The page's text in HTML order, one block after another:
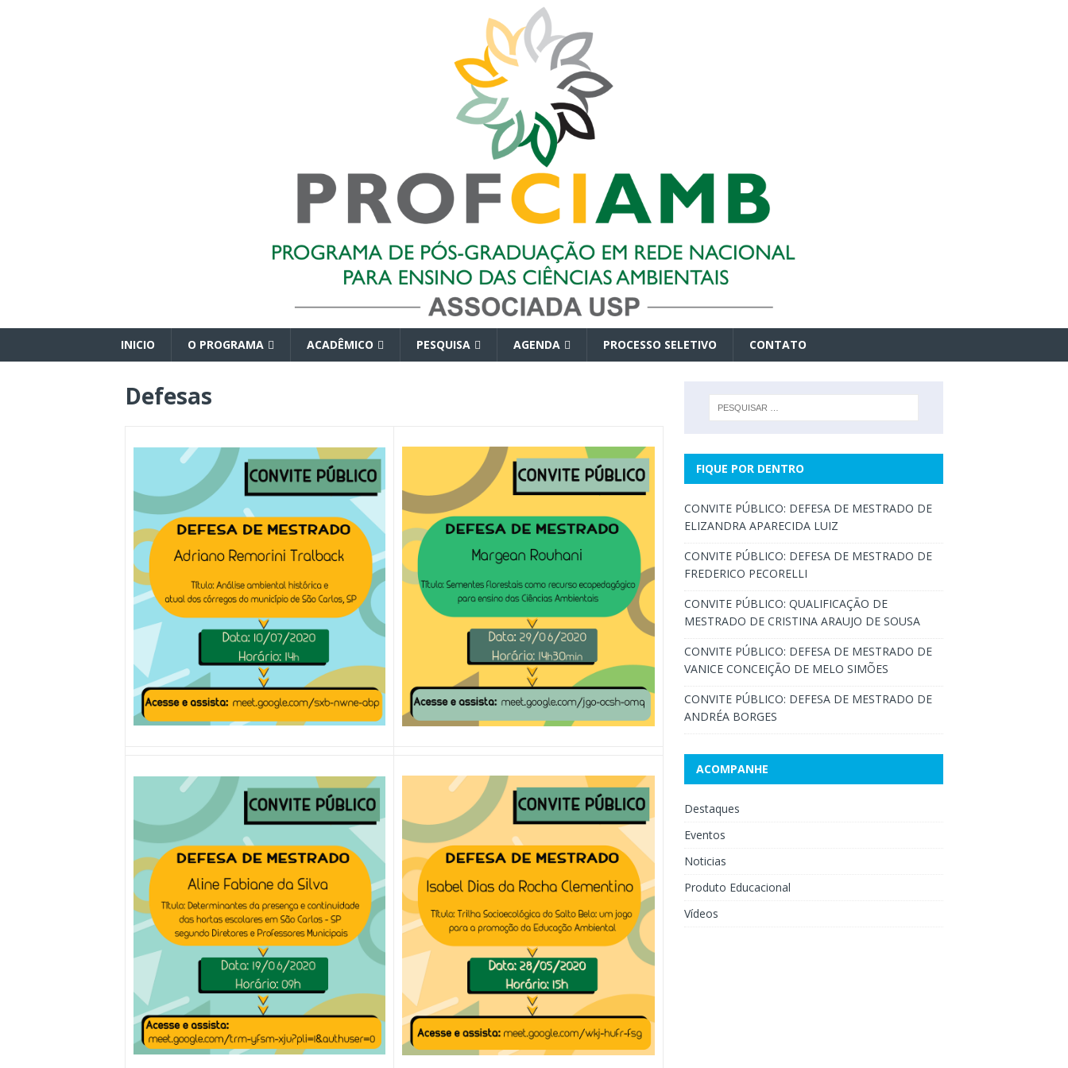
INICIO O PROGRAMA ACADÊMICO PESQUISA AGENDA PROCESSO SELETIVO CONTATO
Defesas
FIQUE POR DENTRO
CONVITE PÚBLICO: DEFESA DE MESTRADO DE
ELIZANDRA APARECIDA LUIZ
CONVITE PÚBLICO: DEFESA DE MESTRADO DE
FREDERICO PECORELLI
CONVITE PÚBLICO: QUALIFICAÇÃO DE
MESTRADO DE CRISTINA ARAUJO DE SOUSA
CONVITE PÚBLICO: DEFESA DE MESTRADO DE
VANICE CONCEIÇÃO DE MELO SIMÕES
CONVITE PÚBLICO: DEFESA DE MESTRADO DE
ANDRÉA BORGES
ACOMPANHE
Destaques
Eventos
Noticias
Produto Educacional
Vídeos